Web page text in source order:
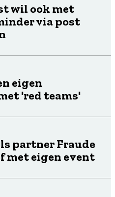
wil ook met
via post
eigen
'red teams'
partner Fraude
met eigen event